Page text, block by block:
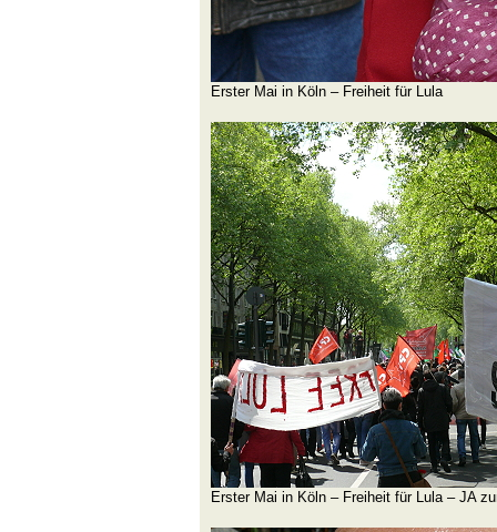
Erster Mai in Köln – Freiheit für Lula
Erster Mai in Köln – Freiheit für Lula – JA